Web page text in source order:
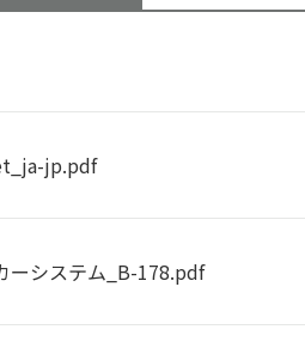
jp.pdf
ーシステム_B-178.pdf